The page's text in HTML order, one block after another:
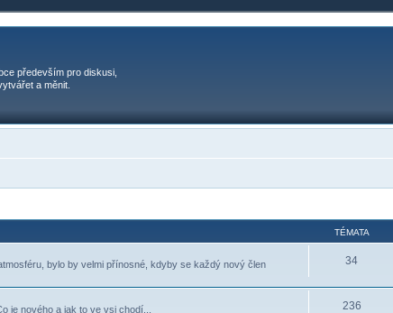
především pro diskusi,
a měnit.
TÉMATA
bylo by velmi přínosné, kdyby se každý nový člen
34
je nového a jak to ve vsi chodí... 236